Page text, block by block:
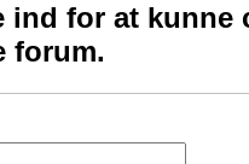
ind for at kunne
forum.